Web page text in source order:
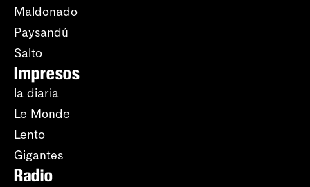
Maldonado
Paysandú
Salto
Impresos
la diaria
Le Monde
Lento
Gigantes
Radio